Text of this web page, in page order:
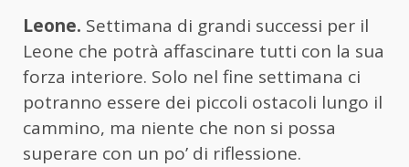
Leone. Settimana di grandi successi per il
Leone che potrà affascinare tutti con la sua
forza interiore. Solo nel fine settimana ci
potranno essere dei piccoli ostacoli lungo il
cammino, ma niente che non si possa
superare con un po’ di riflessione.